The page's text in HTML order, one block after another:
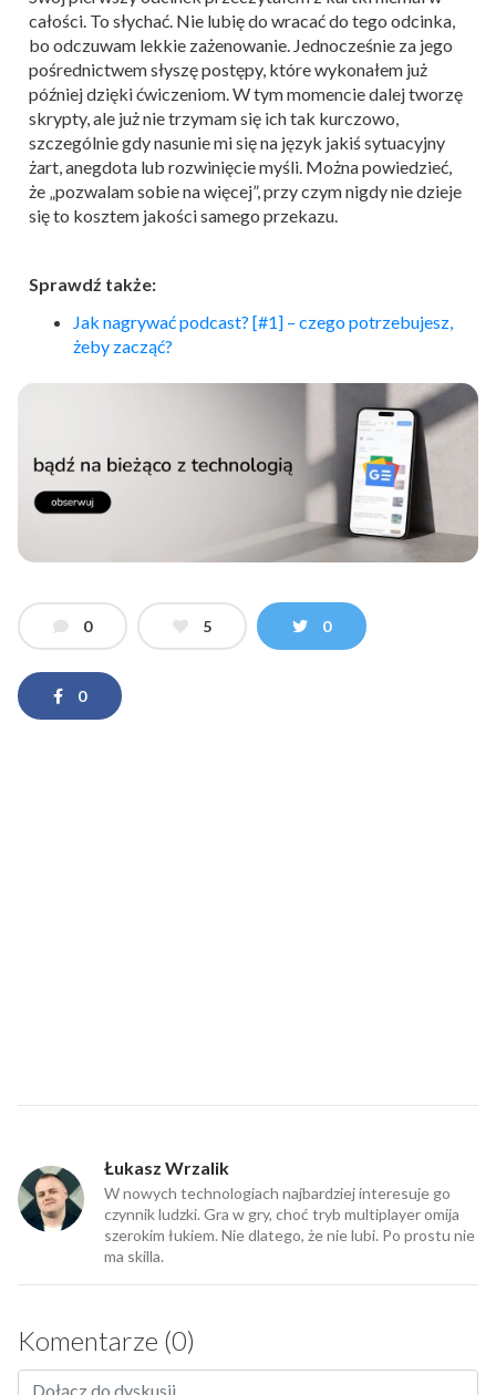
całości. To słychać. Nie lubię do wracać do tego odcinka,
bo odczuwam lekkie zażenowanie. Jednocześnie za jego
pośrednictwem słyszę postępy, które wykonałem już
później dzięki ćwiczeniom. W tym momencie dalej tworzę
skrypty, ale już nie trzymam się ich tak kurczowo,
szczególnie gdy nasunie mi się na język jakiś sytuacyjny
żart, anegdota lub rozwinięcie myśli. Można powiedzieć,
że „pozwalam sobie na więcej”, przy czym nigdy nie dzieje
się to kosztem jakości samego przekazu.
Sprawdź także:
Jak nagrywać podcast? [#1] – czego potrzebujesz,
żeby zacząć?
0 5 0
0
Łukasz Wrzalik
W nowych technologiach najbardziej interesuje go
czynnik ludzki. Gra w gry, choć tryb multiplayer omija
szerokim łukiem. Nie dlatego, że nie lubi. Po prostu nie
ma skilla.
Komentarze (0)